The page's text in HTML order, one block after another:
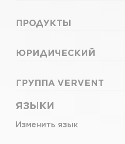
ЯЗЫКИ
Изменить язык
ПРОДУКТЫ
ЮРИДИЧЕСКИЙ
ГРУППА VERVENT